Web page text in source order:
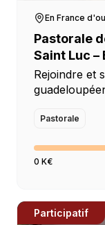
En France
Pastorale
Saint Luc
Rejoindre et
de
Pastorale
0 K€
Participatif